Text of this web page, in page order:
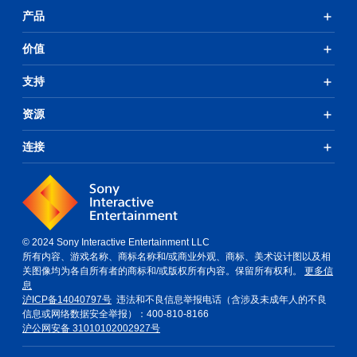
产品
价值
支持
资源
连接
© 2024 Sony Interactive Entertainment LLC
所有内容、游戏名称、商标名称和/或商业外观、商标、美术设计图以及相
关图像均为各自所有者的商标和/或版权所有内容。保留所有权利。 更多信
息
沪ICP备14040797号 违法和不良信息举报电话（含涉及未成年人的不良
信息或网络数据安全举报）：400-810-8166
沪公网安备 31010102002927号